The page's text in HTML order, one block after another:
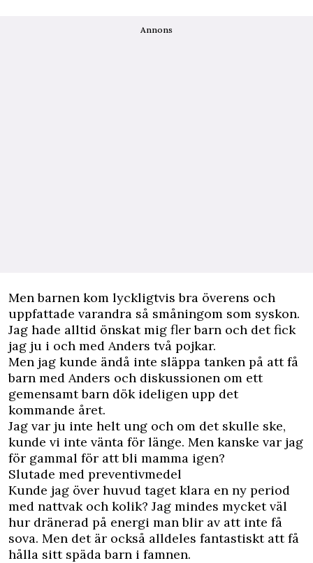
Annons
Men barnen kom lyckligtvis bra överens och
uppfattade varandra så småningom som syskon.
Jag hade alltid önskat mig fler barn och det fick
jag ju i och med Anders två pojkar.
Men jag kunde ändå inte släppa tanken på att få
barn med Anders och diskussionen om ett
gemensamt barn dök ideligen upp det
kommande året.
Jag var ju inte helt ung och om det skulle ske,
kunde vi inte vänta för länge. Men kanske var jag
för gammal för att bli mamma igen?
Slutade med preventivmedel
Kunde jag över huvud taget klara en ny period
med nattvak och kolik? Jag mindes mycket väl
hur dränerad på energi man blir av att inte få
sova. Men det är också alldeles fantastiskt att få
hålla sitt späda barn i famnen.